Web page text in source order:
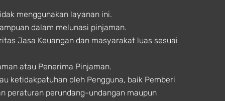
menggunakan layanan ini.
dalam melunasi pinjaman.
Jasa Keuangan dan masyarakat luas sesuai
atau Penerima Pinjaman.
ketidakpatuhan oleh Pengguna, baik Pemberi
peraturan perundang-undangan maupun